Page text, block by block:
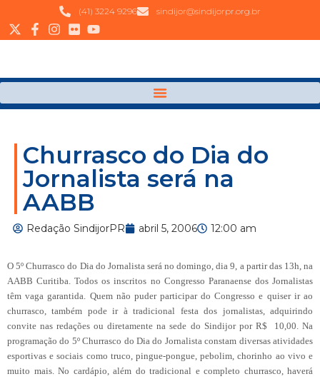
(41) 3224 9296 sindijor@sindijorpr.org.br
Churrasco do Dia do
Jornalista será na
AABB
Redação SindijorPR abril 5, 2006 12:00 am
O 5º Churrasco do Dia do Jornalista será no domingo, dia9, a partir das 13h, na
AABB Curitiba. Todos os inscritos no Congresso Paranaense dos Jornalistas
têm vaga garantida. Quem não puder participar do Congresso e quiser ir ao
churrasco, também pode ir à tradicional festa dos jornalistas, adquirindo
convite nas redações ou diretamente na sede do Sindijor por R$ 10,00. Na
programação do 5º Churrasco do Dia do Jornalista constam diversas atividades
esportivas e sociais como truco, pingue-pongue, pebolim, chorinho ao vivo e
muito mais. No cardápio, além do tradicional e completo churrasco, haverá